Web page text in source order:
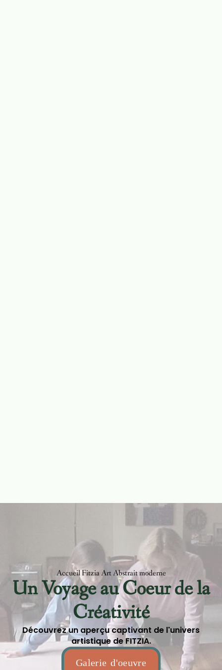
Accueil Fitzia Art Abstrait moderne
Un Voyage au Coeur de la
Créativité
Découvrez un aperçu captivant de l'univers
artistique de FITZIA.
Galerie d'oeuvre